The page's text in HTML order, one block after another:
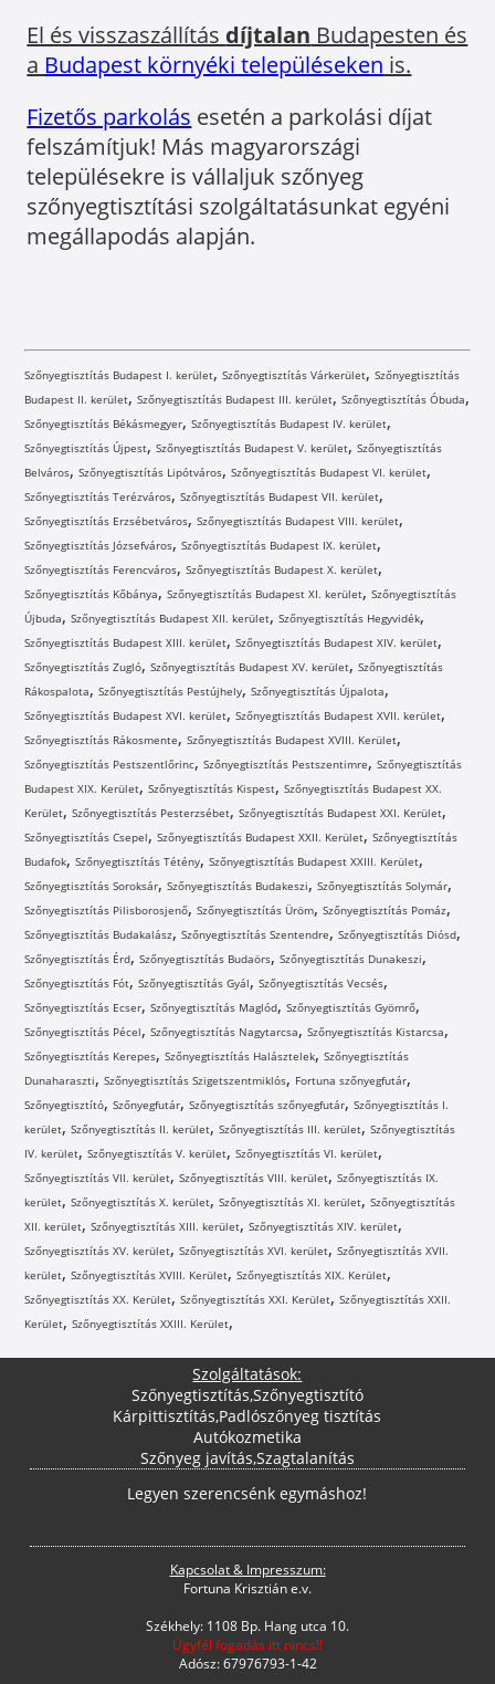
El és visszaszállítás díjtalan Budapesten és
a Budapest környéki településeken is.
Fizetős parkolás esetén a parkolási díjat
felszámítjuk! Más magyarországi
településekre is vállaljuk szőnyeg
szőnyegtisztítási szolgáltatásunkat egyéni
megállapodás alapján.
Szőnyegtisztítás Budapest I. kerület,Szőnyegtisztítás Várkerület,Szőnyegtisztítás
Budapest II. kerület,Szőnyegtisztítás Budapest III. kerület,Szőnyegtisztítás Óbuda,
Szőnyegtisztítás Békásmegyer,Szőnyegtisztítás Budapest IV. kerület,
Szőnyegtisztítás Újpest,Szőnyegtisztítás Budapest V. kerület,Szőnyegtisztítás
Belváros,Szőnyegtisztítás Lipótváros,Szőnyegtisztítás Budapest VI. kerület,
Szőnyegtisztítás Terézváros,Szőnyegtisztítás Budapest VII. kerület,
Szőnyegtisztítás Erzsébetváros,Szőnyegtisztítás Budapest VIII. kerület,
Szőnyegtisztítás Józsefváros,Szőnyegtisztítás Budapest IX. kerület,
Szőnyegtisztítás Ferencváros,Szőnyegtisztítás Budapest X. kerület,
Szőnyegtisztítás Kőbánya,Szőnyegtisztítás Budapest XI. kerület,Szőnyegtisztítás
Újbuda,Szőnyegtisztítás Budapest XII. kerület,Szőnyegtisztítás Hegyvidék,
Szőnyegtisztítás Budapest XIII. kerület,Szőnyegtisztítás Budapest XIV. kerület,
Szőnyegtisztítás Zugló,Szőnyegtisztítás Budapest XV. kerület,Szőnyegtisztítás
Rákospalota,Szőnyegtisztítás Pestújhely,Szőnyegtisztítás Újpalota,
Szőnyegtisztítás Budapest XVI. kerület,Szőnyegtisztítás Budapest XVII. kerület,
Szőnyegtisztítás Rákosmente,Szőnyegtisztítás Budapest XVIII. Kerület,
Szőnyegtisztítás Pestszentlőrinc,Szőnyegtisztítás Pestszentimre,Szőnyegtisztítás
Budapest XIX. Kerület,Szőnyegtisztítás Kispest,Szőnyegtisztítás Budapest XX.
Kerület,Szőnyegtisztítás Pesterzsébet,Szőnyegtisztítás Budapest XXI. Kerület,
Szőnyegtisztítás Csepel,Szőnyegtisztítás Budapest XXII. Kerület,Szőnyegtisztítás
Budafok,Szőnyegtisztítás Tétény,Szőnyegtisztítás Budapest XXIII. Kerület,
Szőnyegtisztítás Soroksár,Szőnyegtisztítás Budakeszi,Szőnyegtisztítás Solymár,
Szőnyegtisztítás Pilisborosjenő,Szőnyegtisztítás Üröm,Szőnyegtisztítás Pomáz,
Szőnyegtisztítás Budakalász,Szőnyegtisztítás Szentendre,Szőnyegtisztítás Diósd,
Szőnyegtisztítás Érd,Szőnyegtisztítás Budaörs,Szőnyegtisztítás Dunakeszi,
Szőnyegtisztítás Fót,Szőnyegtisztítás Gyál,Szőnyegtisztítás Vecsés,
Szőnyegtisztítás Ecser,Szőnyegtisztítás Maglód,Szőnyegtisztítás Gyömrő,
Szőnyegtisztítás Pécel,Szőnyegtisztítás Nagytarcsa,Szőnyegtisztítás Kistarcsa,
Szőnyegtisztítás Kerepes,Szőnyegtisztítás Halásztelek,Szőnyegtisztítás
Dunaharaszti,Szőnyegtisztítás Szigetszentmiklós, Fortuna szőnyegfutár,
Szőnyegtisztító,Szőnyegfutár,Szőnyegtisztítás szőnyegfutár,Szőnyegtisztítás I.
kerület,Szőnyegtisztítás II. kerület,Szőnyegtisztítás III. kerület,Szőnyegtisztítás
IV. kerület,Szőnyegtisztítás V. kerület,Szőnyegtisztítás VI. kerület,
Szőnyegtisztítás VII. kerület,Szőnyegtisztítás VIII. kerület,Szőnyegtisztítás IX.
kerület,Szőnyegtisztítás X. kerület,Szőnyegtisztítás XI. kerület,Szőnyegtisztítás
XII. kerület,Szőnyegtisztítás XIII. kerület,Szőnyegtisztítás XIV. kerület,
Szőnyegtisztítás XV. kerület,Szőnyegtisztítás XVI. kerület,Szőnyegtisztítás XVII.
kerület,Szőnyegtisztítás XVIII. Kerület,Szőnyegtisztítás XIX. Kerület,
Szőnyegtisztítás XX. Kerület,Szőnyegtisztítás XXI. Kerület,Szőnyegtisztítás XXII.
Kerület,Szőnyegtisztítás XXIII. Kerület,
Szolgáltatások:
Szőnyegtisztítás,Szőnyegtisztító
Kárpittisztítás,Padlószőnyeg tisztítás
Autókozmetika
Szőnyeg javítás,Szagtalanítás
Legyen szerencsénk egymáshoz!
Kapcsolat & Impresszum:
Fortuna Krisztián e.v.
Székhely: 1108 Bp. Hang utca 10.
Ügyfél fogadás itt nincs!!
Adósz: 67976793-1-42